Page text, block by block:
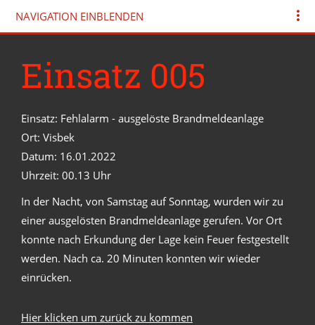
NAVIGATION EINBLENDEN
Einsatz 005
Einsatz: Fehlalarm - ausgelöste Brandmeldeanlage
Ort: Visbek
Datum: 16.01.2022
Uhrzeit: 00.13 Uhr
In der Nacht, von Samstag auf Sonntag, wurden wir zu
einer ausgelösten Brandmeldeanlage gerufen. Vor Ort
konnte nach Erkundung der Lage kein Feuer festgestellt
werden. Nach ca. 20 Minuten konnten wir wieder
einrücken.
Hier klicken um zurück zu kommen